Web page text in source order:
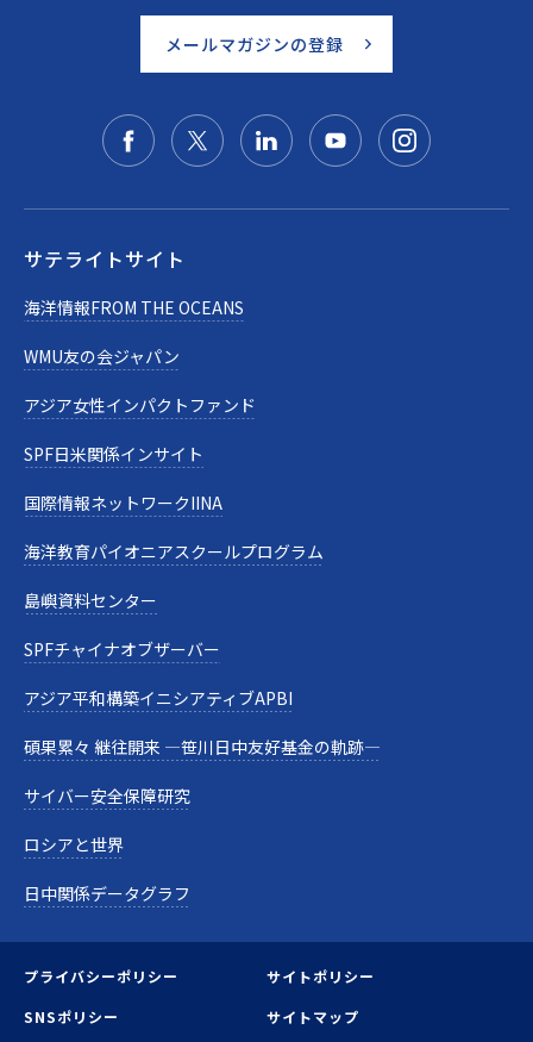
メールマガジンの登録
サテライトサイト
海洋情報FROM THE OCEANS
WMU友の会ジャパン
アジア女性インパクトファンド
SPF日米関係インサイト
国際情報ネットワークIINA
海洋教育パイオニアスクールプログラム
島嶼資料センター
SPFチャイナオブザーバー
アジア平和構築イニシアティブAPBI
碩果累々 継往開来 —笹川日中友好基金の軌跡—
サイバー安全保障研究
ロシアと世界
日中関係データグラフ
プライバシーポリシー
サイトポリシー
SNSポリシー
サイトマップ